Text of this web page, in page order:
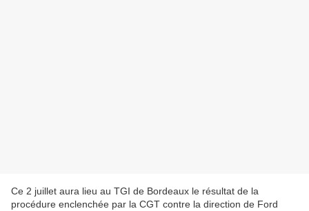
Ce 2 juillet aura lieu au TGI de Bordeaux le résultat de la
procédure enclenchée par la CGT contre la direction de Ford